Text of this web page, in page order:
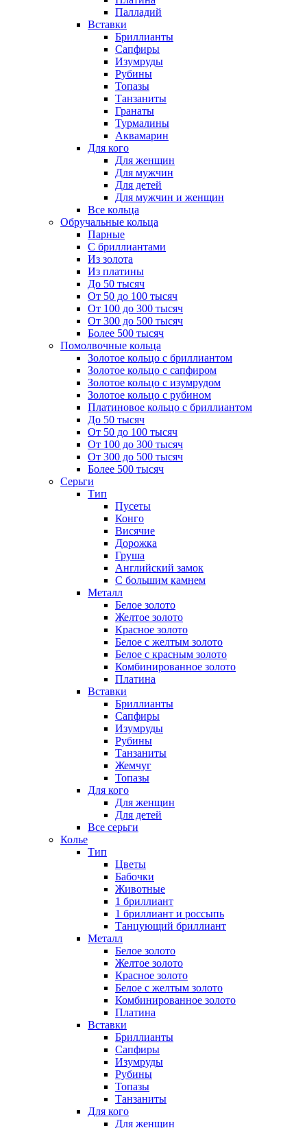
Палладий
Вставки
Бриллианты
Сапфиры
Изумруды
Рубины
Топазы
Танзаниты
Гранаты
Турмалины
Аквамарин
Для кого
Для женщин
Для мужчин
Для детей
Для мужчин и женщин
Все кольца
Обручальные кольца
Парные
С бриллиантами
Из золота
Из платины
До 50 тысяч
От 50 до 100 тысяч
От 100 до 300 тысяч
От 300 до 500 тысяч
Более 500 тысяч
Помолвочные кольца
Золотое кольцо с бриллиантом
Золотое кольцо с сапфиром
Золотое кольцо с изумрудом
Золотое кольцо с рубином
Платиновое кольцо с бриллиантом
До 50 тысяч
От 50 до 100 тысяч
От 100 до 300 тысяч
От 300 до 500 тысяч
Более 500 тысяч
Серьги
Тип
Пусеты
Конго
Висячие
Дорожка
Груша
Английский замок
С большим камнем
Металл
Белое золото
Желтое золото
Красное золото
Белое с желтым золото
Белое с красным золото
Комбинированное золото
Платина
Вставки
Бриллианты
Сапфиры
Изумруды
Рубины
Танзаниты
Жемчуг
Топазы
Для кого
Для женщин
Для детей
Все серьги
Колье
Тип
Цветы
Бабочки
Животные
1 бриллиант
1 бриллиант и россыпь
Танцующий бриллиант
Металл
Белое золото
Желтое золото
Красное золото
Белое с желтым золото
Комбинированное золото
Платина
Вставки
Бриллианты
Сапфиры
Изумруды
Рубины
Топазы
Танзаниты
Для кого
Для женщин